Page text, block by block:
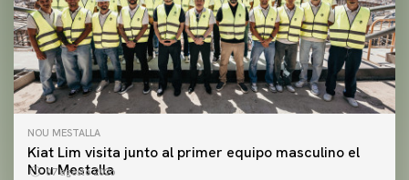
NOU MESTALLA
Kiat Lim visita junto al primer equipo masculino el
Nou Mestalla
07 agosto 2026